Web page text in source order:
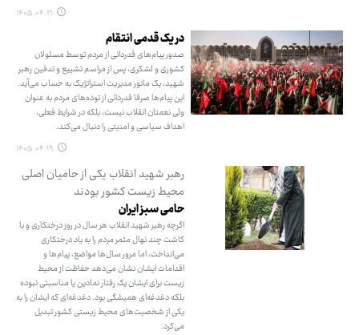
۱۴۰۵.۰۴.۲۱
در یک قدمی انتقام
صدور پیام‌های قدردانی از مردم توسط مسئولان
کشوری و لشکری، پس از مراسم تشییع و تدفین رهبر
شهید، یک مانور مدیریت استراتژیک به حساب می‌آید.
این پیام‌ها صرفا قدردانی از توده‌های مردم به عنوان
ولی نعمتان انقلاب نیست، بلکه در شرایط فعلی،
اهداف سیاسی و امنیتی را دنبال می‌کند.
۱۴۰۵.۰۴.۱۹
رهبر شهید انقلاب یکی از حامیان اصلی
محیط زیست کشور بودند
حامی سبز ایران
اگرچه رهبر شهید انقلاب هر سال در روز درختکاری و با
کاشت چند نهال مثمر مردم را به یاد درختکاری
می‌انداخت، اما مرور سال‌ها مواضع، پیام‌ها و
اقدامات ایشان نشان می‌دهد حفاظت از محیط
زیست برای ایشان یک رفتار نمادین یا مناسبتی نبوده
بلکه دغدغه‌ای همیشگی بود. دغدغه‌ای که ایشان را به
یکی از شخصیت‌های محیط زیستی کشور تبدیل
می‌کرد.